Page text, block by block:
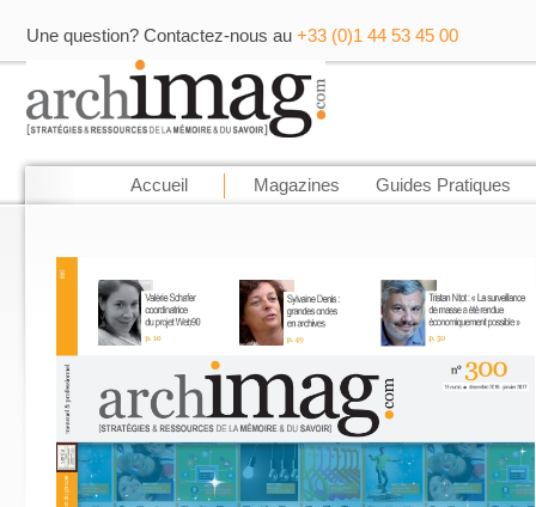
Une question? Contactez-nous au +33 (0)1 44 53 45 00
Accueil Magazines Guides Pratiques